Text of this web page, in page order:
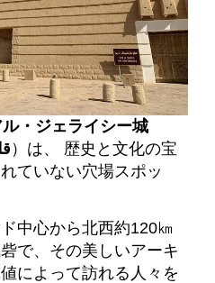
ル・ジェライシー城
）は、 歴史と文化の宝
ていない穴場スポッ
中心から北西約120㎞
で、その美しいアーキ
によって訪れる人々を